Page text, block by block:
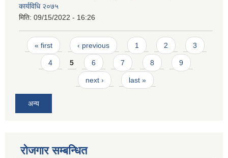
कार्यविधि २०७५
मिति: 09/15/2022 - 16:26
Pages
« first ‹ previous 1 2 3
4 5 6 7 8 9
next › last »
अन्य
रोजगार सम्बन्धित